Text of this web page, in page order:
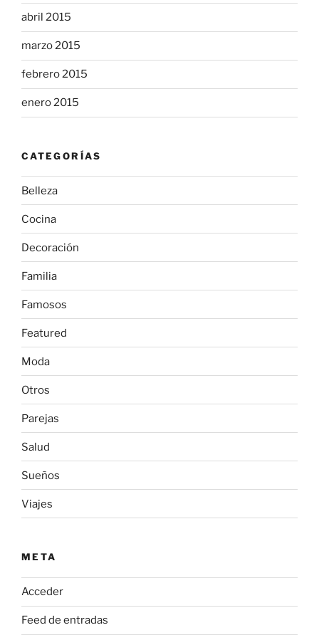
abril 2015
marzo 2015
febrero 2015
enero 2015
CATEGORÍAS
Belleza
Cocina
Decoración
Familia
Famosos
Featured
Moda
Otros
Parejas
Salud
Sueños
Viajes
META
Acceder
Feed de entradas